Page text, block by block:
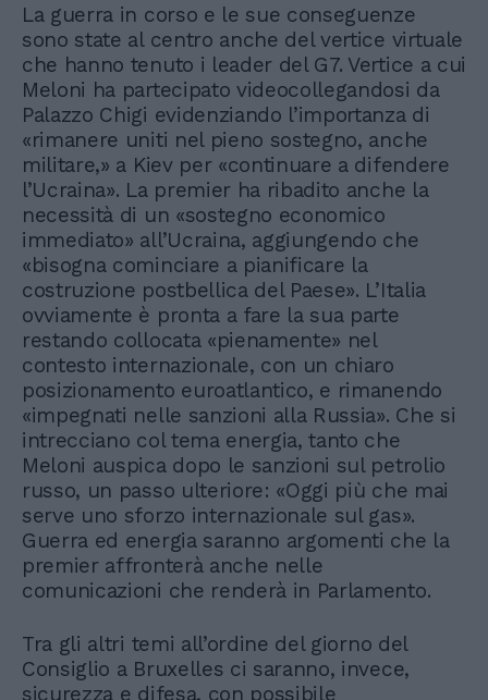
La guerra in corso e le sue conseguenze
sono state al centro anche del vertice virtuale
che hanno tenuto i leader del G7. Vertice a cui
Meloni ha partecipato videocollegandosi da
Palazzo Chigi evidenziando l’importanza di
«rimanere uniti nel pieno sostegno, anche
militare,» a Kiev per «continuare a difendere
l’Ucraina». La premier ha ribadito anche la
necessità di un «sostegno economico
immediato» all’Ucraina, aggiungendo che
«bisogna cominciare a pianificare la
costruzione postbellica del Paese». L’Italia
ovviamente è pronta a fare la sua parte
restando collocata «pienamente» nel
contesto internazionale, con un chiaro
posizionamento euroatlantico, e rimanendo
«impegnati nelle sanzioni alla Russia». Che si
intrecciano col tema energia, tanto che
Meloni auspica dopo le sanzioni sul petrolio
russo, un passo ulteriore: «Oggi più che mai
serve uno sforzo internazionale sul gas».
Guerra ed energia saranno argomenti che la
premier affronterà anche nelle
comunicazioni che renderà in Parlamento.
Tra gli altri temi all’ordine del giorno del
Consiglio a Bruxelles ci saranno, invece,
sicurezza e difesa, con possibile